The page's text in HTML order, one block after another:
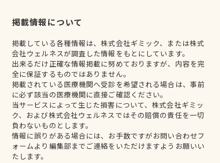
掲載情報について
掲載している各種情報は、株式会社ギミック、または株式
会社ウェルネスが調査した情報をもとにしています。
出来るだけ正確な情報掲載に努めておりますが、内容を完
全に保証するものではありません。
掲載されている医療機関へ受診を希望される場合は、事前
に必ず該当の医療機関に直接ご確認ください。
当サービスによって生じた損害について、株式会社ギミッ
ク、および株式会社ウェルネスではその賠償の責任を一切
負わないものとします。
情報に誤りがある場合には、お手数ですがお問い合わせフ
ォームより編集部までご連絡をいただけますようお願いい
たします。